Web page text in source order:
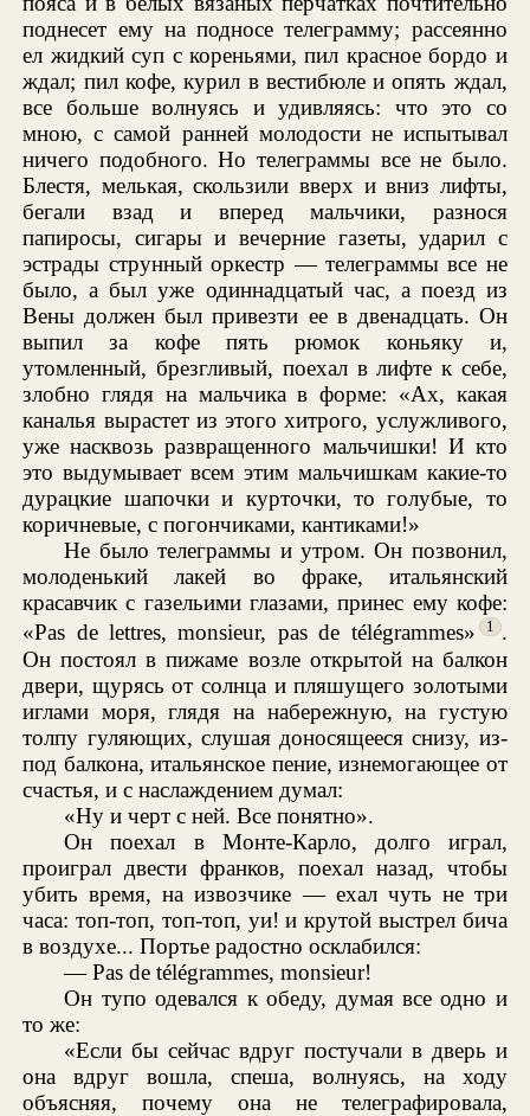
поднесет ему на подносе телеграмму; рассеянно
ел жидкий суп с кореньями, пил красное бордо и
ждал; пил кофе, курил в вестибюле и опять ждал,
все больше волнуясь и удивляясь: что это со
мною, с самой ранней молодости не испытывал
ничего подобного. Но телеграммы все не было.
Блестя, мелькая, скользили вверх и вниз лифты,
бегали взад и вперед мальчики, разнося
папиросы, сигары и вечерние газеты, ударил с
эстрады струнный оркестр — телеграммы все не
было, а был уже одиннадцатый час, а поезд из
Вены должен был привезти ее в двенадцать. Он
выпил за кофе пять рюмок коньяку и,
утомленный, брезгливый, поехал в лифте к себе,
злобно глядя на мальчика в форме: «Ах, какая
каналья вырастет из этого хитрого, услужливого,
уже насквозь развращенного мальчишки! И кто
это выдумывает всем этим мальчишкам какие-то
дурацкие шапочки и курточки, то голубые, то
коричневые, с погончиками, кантиками!»
Не было телеграммы и утром. Он позвонил,
молоденький лакей во фраке, итальянский
красавчик с газельими глазами, принес ему кофе:
«Pas de lettres, monsieur, pas de télégrammes»
1 .
Он постоял в пижаме возле открытой на балкон
двери, щурясь от солнца и пляшущего золотыми
иглами моря, глядя на набережную, на густую
толпу гуляющих, слушая доносящееся снизу, из-
под балкона, итальянское пение, изнемогающее от
счастья, и с наслаждением думал:
«Ну и черт с ней. Все понятно».
Он поехал в Монте-Карло, долго играл,
проиграл двести франков, поехал назад, чтобы
убить время, на извозчике — ехал чуть не три
часа: топ-топ, топ-топ, уи! и крутой выстрел бича
в воздухе... Портье радостно осклабился:
— Pas de télégrammes, monsieur!
Он тупо одевался к обеду, думая все одно и
то же:
«Если бы сейчас вдруг постучали в дверь и
она вдруг вошла, спеша, волнуясь, на ходу
объясняя, почему она не телеграфировала,